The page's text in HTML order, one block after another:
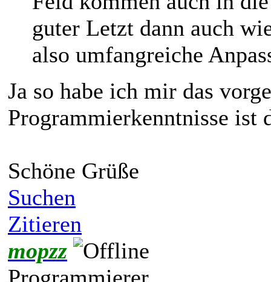
guter Letzt dann auch
also umfangreiche
Ja so habe ich mir das
Programmierkenntnisse ist
Schöne Grüße
Suchen
Zitieren
mopzz
Programmierer